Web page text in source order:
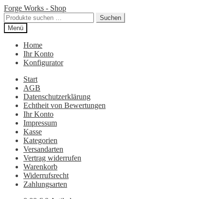
Zur
Navigation
springen
Zum
Inhalt
springen
Forge Works - Shop
Suchen
nach:
Suchen
Menü
Home
Ihr Konto
Konfigurator
Start
AGB
Datenschutzerklärung
Echtheit von Bewertungen
Ihr Konto
Impressum
Kasse
Kategorien
Versandarten
Vertrag widerrufen
Warenkorb
Widerrufsrecht
Zahlungsarten